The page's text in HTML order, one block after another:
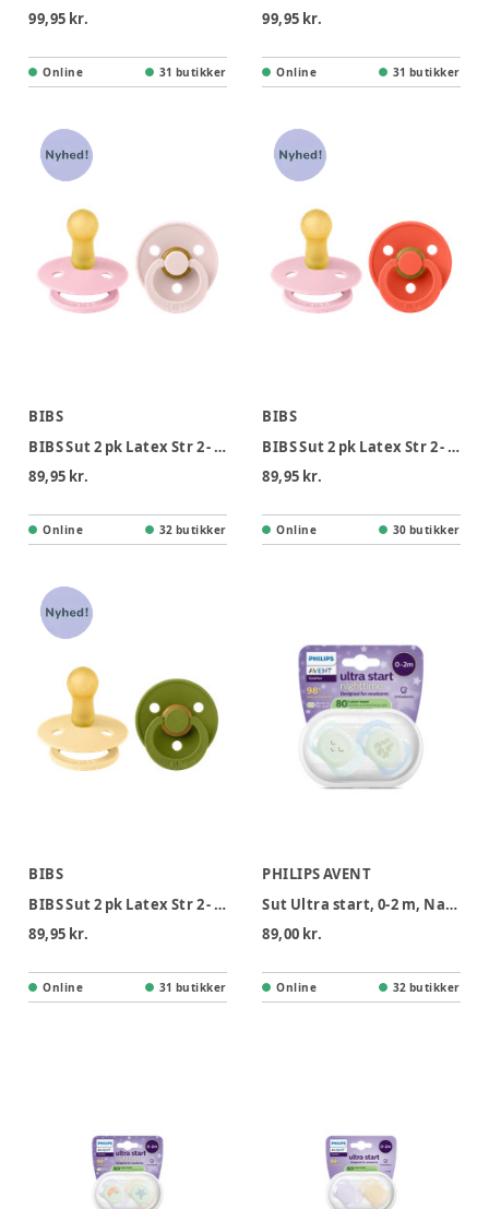
99,95 kr.
Online 31 butikker
99,95 kr.
Online 31 butikker
BIBS
BIBS Sut 2 pk Latex Str 2 - Petal Babypink
89,95 kr.
Online 32 butikker
BIBS
BIBS Sut 2 pk Latex Str 2 - Babypink Tango
89,95 kr.
Online 30 butikker
BIBS
BIBS Sut 2 pk Latex Str 2 - PaleButter Wasabi
89,95 kr.
Online 31 butikker
PHILIPS AVENT
Sut Ultra start, 0-2 m, Nat, lysegrøn/lyseblå
89,00 kr.
Online 32 butikker